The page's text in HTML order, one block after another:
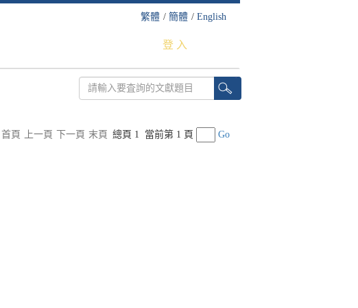
繁體 / 簡體 / English
登 入
首頁 上一頁 下一頁 末頁 總頁 1 當前第 1 頁 Go